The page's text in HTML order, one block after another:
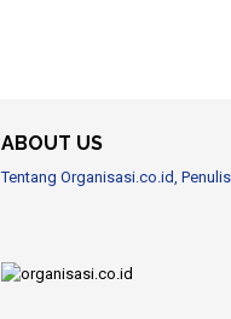
ABOUT US
Tentang Organisasi.co.id,